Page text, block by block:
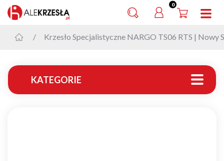
0
Krzesło Specjalistyczne NARGO TS06 RTS | Nowy
KATEGORIE